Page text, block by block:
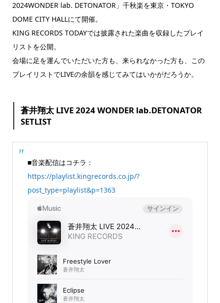
2024WONDER lab. DETONATOR」千秋楽を東京・TOKYO
DOME CITY HALLにて開催。
KING RECORDS TODAYでは披露された楽曲を収録したプレイ
リストを公開。
会場に足を運んでいただいた方も、来られなかった方も、この
プレイリストでLIVEの余韻を感じてみてはいかがだろうか。
蒼井翔太 LIVE 2024 WONDER lab.DETONATOR
SETLIST
■音楽配信はコチラ：
https://playlist.kingrecords.co.jp/?
post_type=playlist&p=1363